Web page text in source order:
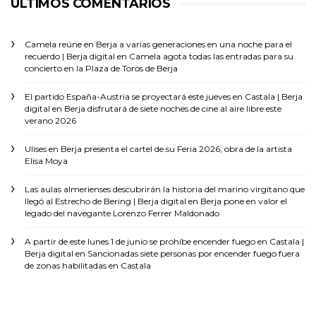
ÚLTIMOS COMENTARIOS
Camela reúne en Berja a varias generaciones en una noche para el
recuerdo | Berja digital en Camela agota todas las entradas para su
concierto en la Plaza de Toros de Berja
El partido España-Austria se proyectará este jueves en Castala | Berja
digital en Berja disfrutará de siete noches de cine al aire libre este
verano 2026
Ulises en Berja presenta el cartel de su Feria 2026, obra de la artista
Elisa Moya
Las aulas almerienses descubrirán la historia del marino virgitano que
llegó al Estrecho de Bering | Berja digital en Berja pone en valor el
legado del navegante Lorenzo Ferrer Maldonado
A partir de este lunes 1 de junio se prohíbe encender fuego en Castala |
Berja digital en Sancionadas siete personas por encender fuego fuera
de zonas habilitadas en Castala